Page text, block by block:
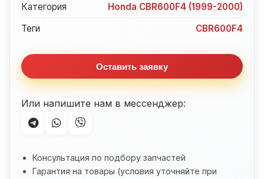
CBR600F4
Категория
Honda CBR600F4 (1999-2000)
Теги
CBR600F4
Оставить заявку
Или напишите нам в мессенджер:
Консультация по подбору запчастей
Гарантия на товары (условия уточняйте при